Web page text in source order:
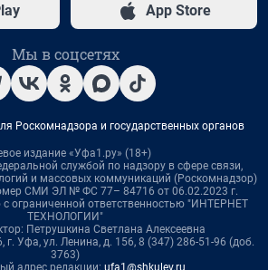
App Store
Мы в соцсетях
Роскомнадзора и государственных органов
издание «Уфа1.ру» (18+)
службой по надзору в сфере связи,
и массовых коммуникаций (Роскомнадзор)
СМИ ЭЛ № ФС 77– 84716 от 06.02.2023 г.
ограниченной ответственностью "ИНТЕРНЕТ
ТЕХНОЛОГИИ"
Петрушкина Светлана Алексеевна
г. Уфа, ул. Ленина, д. 156, 8 (347) 286-51-96 (доб.
3763)
адрес редакции: ufa1@shkulev.ru